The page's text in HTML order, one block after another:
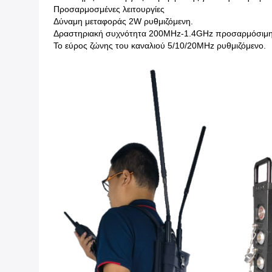
Προσαρμοσμένες λειτουργίες
Δύναμη μεταφοράς 2W ρυθμιζόμενη.
Δραστηριακή συχνότητα 200MHz-1.4GHz
Το εύρος ζώνης του καναλιού 5/10/20MHz ρυθμιζόμενο.